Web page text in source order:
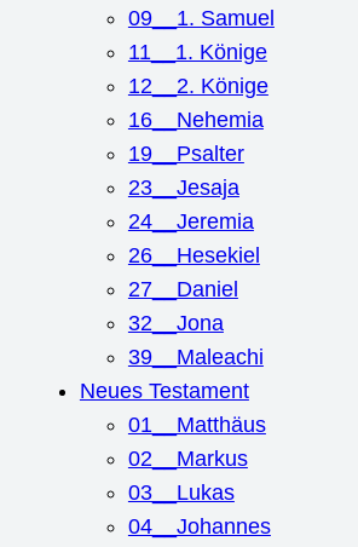
09__1. Samuel
11__1. Könige
12__2. Könige
16__Nehemia
19__Psalter
23__Jesaja
24__Jeremia
26__Hesekiel
27__Daniel
32__Jona
39__Maleachi
Neues Testament
01__Matthäus
02__Markus
03__Lukas
04__Johannes